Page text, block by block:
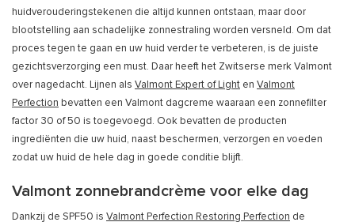
huidverouderingstekenen die altijd kunnen ontstaan, maar door
blootstelling aan schadelijke zonnestraling worden versneld. Om dat
proces tegen te gaan en uw huid verder te verbeteren, is de juiste
gezichtsverzorging een must. Daar heeft het Zwitserse merk Valmont
over nagedacht. Lijnen als Valmont Expert of Light en Valmont
Perfection bevatten een Valmont dagcreme waaraan een zonnefilter
factor 30 of 50 is toegevoegd. Ook bevatten de producten
ingrediënten die uw huid, naast beschermen, verzorgen en voeden
zodat uw huid de hele dag in goede conditie blijft.
Valmont zonnebrandcrème voor elke dag
Dankzij de SPF50 is Valmont Perfection Restoring Perfection de